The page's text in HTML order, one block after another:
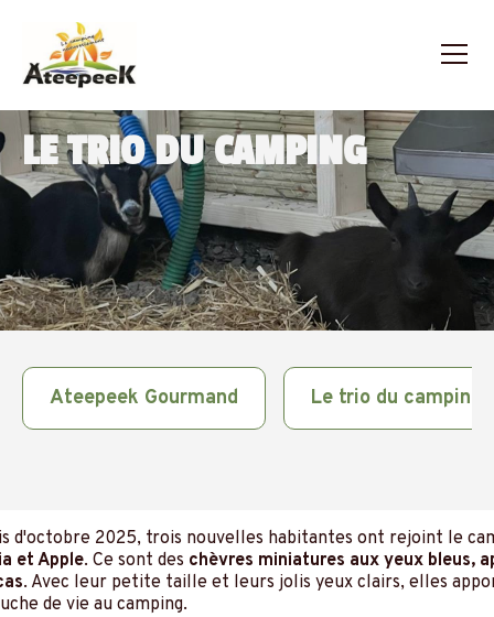
LE TRIO DU CAMPING
Ateepeek Gourmand Le trio du camping
d'octobre 2025, trois nouvelles habitantes ont rejoint le
et Apple. Ce sont des chèvres miniatures aux yeux bleus,
. Avec leur petite taille et leurs jolis yeux clairs, elles
de vie au camping.